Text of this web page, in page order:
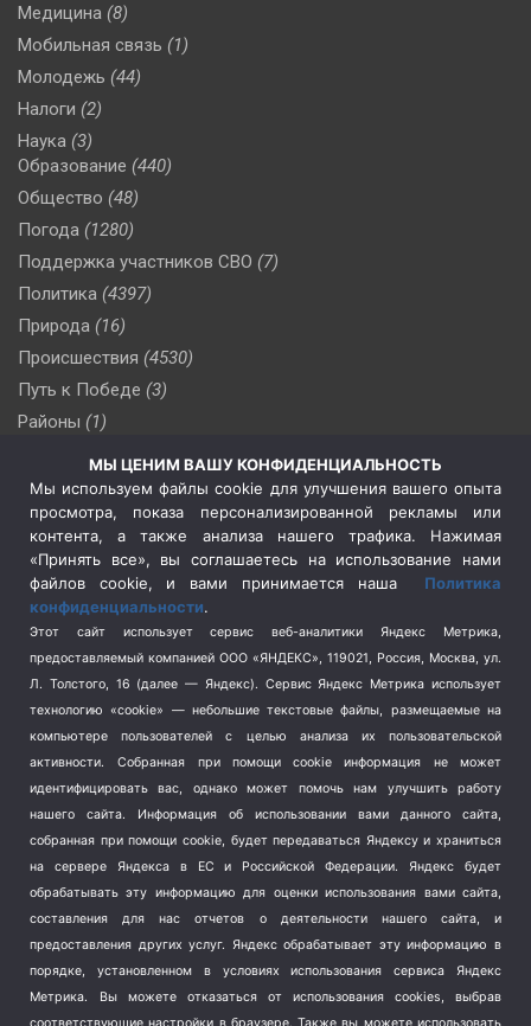
Медицина (8)
Мобильная связь (1)
Молодежь (44)
Налоги (2)
Наука (3)
Образование (440)
Общество (48)
Погода (1280)
Поддержка участников СВО (7)
Политика (4397)
Природа (16)
Происшествия (4530)
Путь к Победе (3)
Районы (1)
Сельское хозяйство (3)
Социальная политика
(3)
Спецоперация в Украине
Спецоперация на Украине
(404)
Спорт (740)
Терроризм (1)
Транспорт (262)
Туризм (178)
Флот (76)
Школа и спорт (2)
Экология (8)
Экономика (1172)
МЫ ЦЕНИМ ВАШУ КОНФИДЕНЦИАЛЬНОСТЬ
Мы используем файлы cookie для улучшения вашего опыта
просмотра, показа персонализированной рекламы или
контента, а также анализа нашего трафика. Нажимая
«Принять все», вы соглашаетесь на использование нами
файлов cookie, и вами принимается наша Политика
конфиденциальности.
Этот сайт использует сервис веб-аналитики Яндекс Метрика,
предоставляемый компанией ООО «ЯНДЕКС», 119021, Россия, Москва, ул.
Л. Толстого, 16 (далее — Яндекс). Сервис Яндекс Метрика использует
технологию «cookie» — небольшие текстовые файлы, размещаемые на
компьютере пользователей с целью анализа их пользовательской
активности.
Собранная при помощи cookie информация не может
идентифицировать вас, однако может помочь нам улучшить работу
нашего сайта. Информация об использовании вами данного сайта,
собранная при помощи cookie, будет передаваться Яндексу и храниться
на сервере Яндекса в ЕС и Российской Федерации. Яндекс будет
обрабатывать эту информацию для оценки использования вами сайта,
составления для нас отчетов о деятельности нашего сайта, и
предоставления других услуг. Яндекс обрабатывает эту информацию в
порядке, установленном в условиях использования сервиса Яндекс
Метрика.
Вы можете отказаться от использования cookies, выбрав